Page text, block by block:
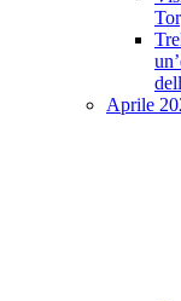
Aprile